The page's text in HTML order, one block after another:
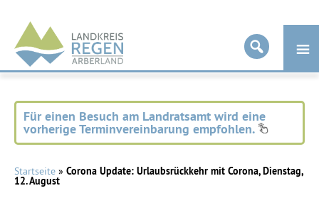
Landkreis
Regen
Für einen Besuch am Landratsamt wird eine
vorherige Terminvereinbarung empfohlen.
Startseite » Corona Update: Urlaubsrückkehr mit Corona, Dienstag,
12. August